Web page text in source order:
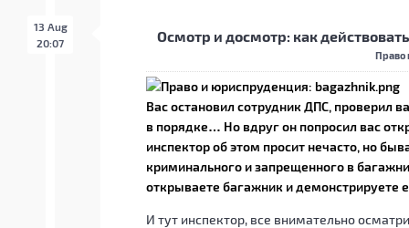
13 Aug
20:07
Осмотр и досмотр: как
Право
Вас остановил сотрудник ДПС, проверил
в порядке… Но вдруг он попросил вас
инспектор об этом просит нечасто, но
криминального и запрещенного в
открываете багажник и демонстрируете
И тут инспектор, все внимательно